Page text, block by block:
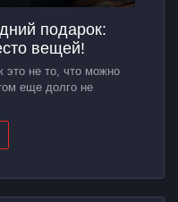
подарок:
вещей!
это не то, что можно
еще долго не